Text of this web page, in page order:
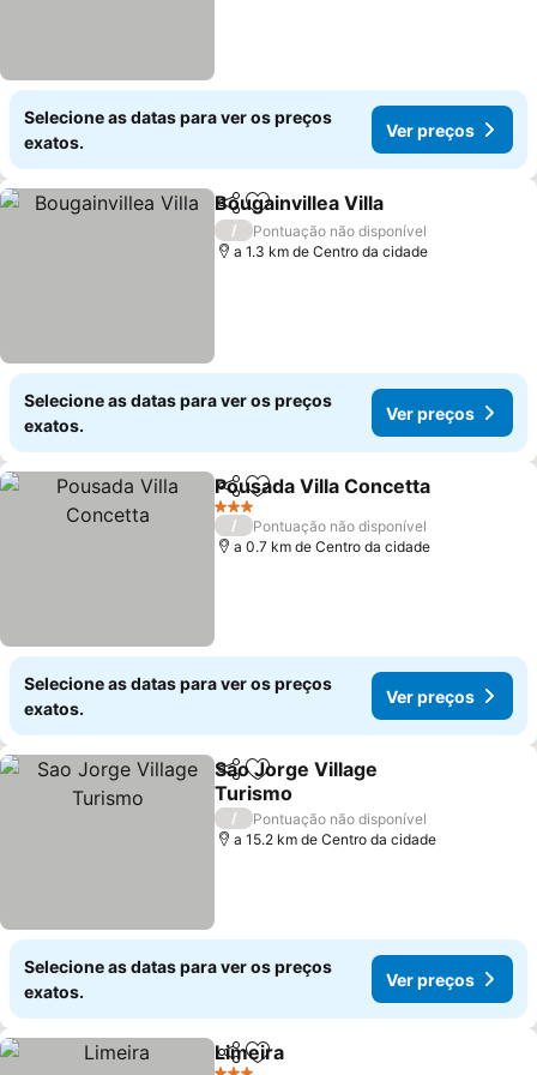
Selecione as datas para ver os preços
exatos.
Ver preços
PartilharAdicionar aos favoritos
Bougainvillea Villa
/
Pontuação não disponível
a 1.3 km de Centro da cidade
Selecione as datas para ver os preços
exatos.
Ver preços
PartilharAdicionar aos favoritos
Pousada Villa Concetta
3 Estrelas
/
Pontuação não disponível
a 0.7 km de Centro da cidade
Selecione as datas para ver os preços
exatos.
Ver preços
PartilharAdicionar aos favoritos
Sao Jorge Village
Turismo
Ver preços
/
Pontuação não disponível
a 15.2 km de Centro da cidade
Selecione as datas para ver os preços
exatos.
Ver preços
PartilharAdicionar aos favoritos
Limeira